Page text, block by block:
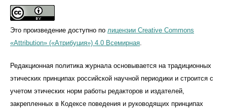
Это произведение доступно по лицензии Creative Commons
«Attribution» («Атрибуция») 4.0 Всемирная
Редакционная политика журнала основывается на традиционных
этических принципах российской научной периодики и строится с
учетом этических норм работы редакторов и издателей,
закрепленных в Кодексе поведения и руководящих принципах